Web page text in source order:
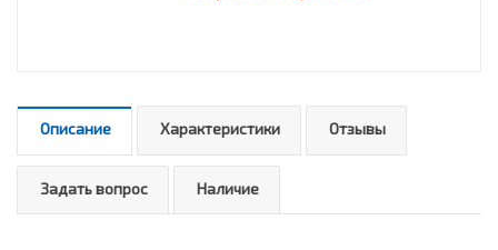
Описание Характеристики Отзывы
Задать вопрос Наличие